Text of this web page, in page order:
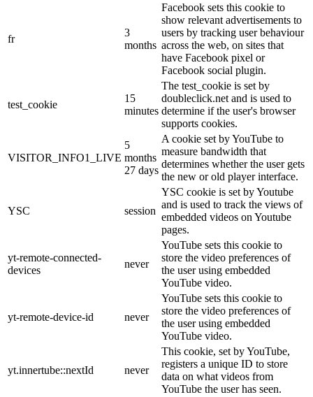
fr
3
months
Facebook sets this cookie to
show relevant advertisements to
users by tracking user behaviour
across the web, on sites that
have Facebook pixel or
Facebook social plugin.
test_cookie
15
minutes
The test_cookie is set by
doubleclick.net and is used to
determine if the user's browser
supports cookies.
VISITOR_INFO1_LIVE
5
months
27 days
A cookie set by YouTube to
measure bandwidth that
determines whether the user gets
the new or old player interface.
YSC session
YSC cookie is set by Youtube
and is used to track the views of
embedded videos on Youtube
pages.
yt-remote-connected-
devices
never
YouTube sets this cookie to
store the video preferences of
the user using embedded
YouTube video.
yt-remote-device-id never
YouTube sets this cookie to
store the video preferences of
the user using embedded
YouTube video.
yt.innertube::nextId never
This cookie, set by YouTube,
registers a unique ID to store
data on what videos from
YouTube the user has seen.